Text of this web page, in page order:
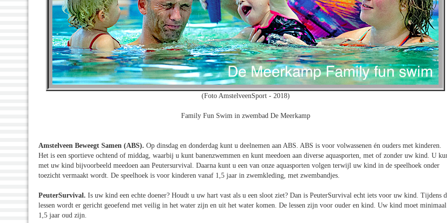
(Foto AmstelveenSport - 2018)
Family Fun Swim in zwembad De Meerkamp
Amstelveen Beweegt Samen (ABS). Op dinsdag en donderdag kunt u deelnemen aan ABS. ABS is voor volwassenen én ouders met kinderen.
Het is een sportieve ochtend of middag, waarbij u kunt banenzwemmen en kunt meedoen aan diverse aquasporten, met of zonder uw kind. U
met uw kind bijvoorbeeld meedoen aan Peutersurvival. Daarna kunt u een van onze aquasporten volgen terwijl uw kind in de speelhoek onder
toezicht vermaakt wordt. De speelhoek is voor kinderen vanaf 1,5 jaar in zwemkleding, met zwembandjes.
PeuterSurvival. Is uw kind een echte doener? Houdt u uw hart vast als u een sloot ziet? Dan is PeuterSurvival echt iets voor uw kind. Tijdens
lessen wordt er gericht geoefend met veilig in het water zijn en uit het water komen. De lessen zijn voor ouder en kind. Uw kind moet minimaal
1,5 jaar oud zijn.